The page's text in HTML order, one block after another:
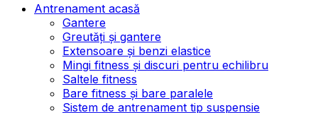
Antrenament acasă
Gantere
Greutăți și gantere
Extensoare și benzi elastice
Mingi fitness și discuri pentru echilibru
Saltele fitness
Bare fitness și bare paralele
Sistem de antrenament tip suspensie